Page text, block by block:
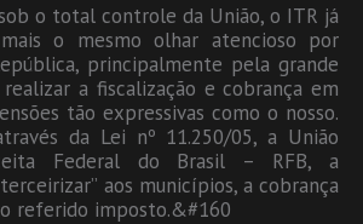
o total controle da União, o ITR já
o mesmo olhar atencioso por
principalmente pela grande
a fiscalização e cobrança em
tão expressivas como o nosso.
da Lei nº 11.250/05, a União
Federal do Brasil – RFB, a
aos municípios, a cobrança
referido imposto.&#160